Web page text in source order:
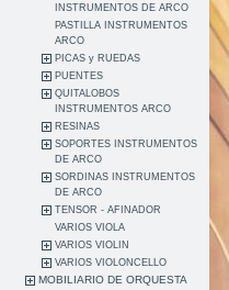
INSTRUMENTOS DE ARCO
PASTILLA INSTRUMENTOS
ARCO
PICAS y RUEDAS
PUENTES
QUITALOBOS
INSTRUMENTOS ARCO
RESINAS
SOPORTES INSTRUMENTOS
DE ARCO
SORDINAS INSTRUMENTOS
DE ARCO
TENSOR - AFINADOR
VARIOS VIOLA
VARIOS VIOLIN
VARIOS VIOLONCELLO
MOBILIARIO DE ORQUESTA